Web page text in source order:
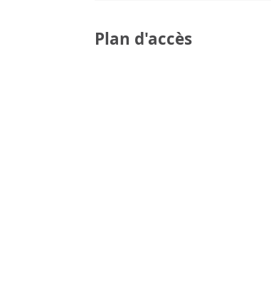
Plan d'accès